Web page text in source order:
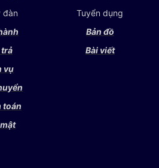
đàn
trả
vụ
toán
Tuyển dụng
Bản đồ
Bài viết